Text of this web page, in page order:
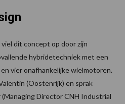
dit concept op door zijn
hybridetechniek met een
vier onafhankelijke wielmotoren.
(Oostenrijk) en sprak
Director CNH Industrial